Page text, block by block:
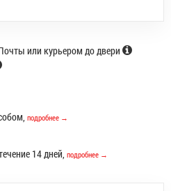
или курьером до двери
подробнее →
14 дней, подробнее →